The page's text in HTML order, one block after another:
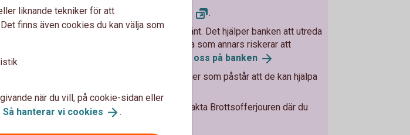
Gör en polisanmälan (polisen.se)
.
Ring banken, berätta vad som har hänt. Det hjälper banken att utreda
vad som hänt, vilket kan hjälpa andra som annars riskerar att
Kontakta oss på banken
Avbryt all kontakt, även med personer som påstår att de kan hjälpa
Ta hjälp av din omgivning, eller kontakta Brottsofferjouren där du
Brottsofferjouren.
liknande tekniker för att
finns även cookies du kan välja som
när du vill, på cookie-sidan eller
Så hanterar vi cookies .